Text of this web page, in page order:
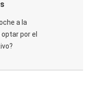
a la
por el